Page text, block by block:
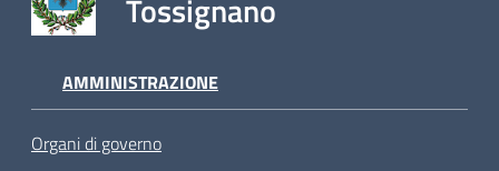
Tossignano
AMMINISTRAZIONE
Organi di governo